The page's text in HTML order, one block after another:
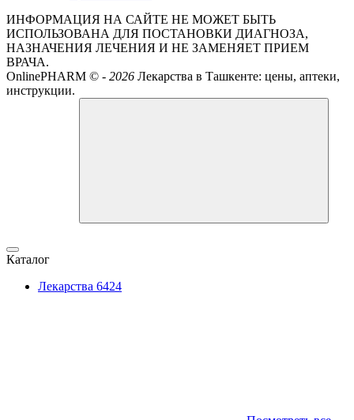
ИНФОРМАЦИЯ НА САЙТЕ НЕ МОЖЕТ БЫТЬ
ИСПОЛЬЗОВАНА ДЛЯ ПОСТАНОВКИ ДИАГНОЗА,
НАЗНАЧЕНИЯ ЛЕЧЕНИЯ И НЕ ЗАМЕНЯЕТ ПРИЕМ
ВРАЧА.
OnlinePHARM © - 2026 Лекарства в Ташкенте: цены, аптеки,
инструкции.
Каталог
Лекарства 6424